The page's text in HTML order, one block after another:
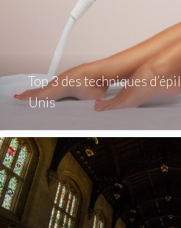
Top 3 des techniques
Unis